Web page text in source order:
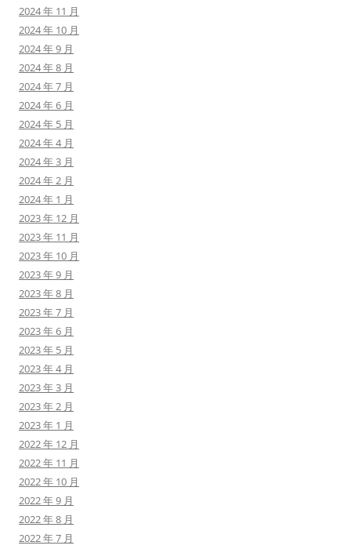
2024 年 11 月
2024 年 10 月
2024 年 9 月
2024 年 8 月
2024 年 7 月
2024 年 6 月
2024 年 5 月
2024 年 4 月
2024 年 3 月
2024 年 2 月
2024 年 1 月
2023 年 12 月
2023 年 11 月
2023 年 10 月
2023 年 9 月
2023 年 8 月
2023 年 7 月
2023 年 6 月
2023 年 5 月
2023 年 4 月
2023 年 3 月
2023 年 2 月
2023 年 1 月
2022 年 12 月
2022 年 11 月
2022 年 10 月
2022 年 9 月
2022 年 8 月
2022 年 7 月